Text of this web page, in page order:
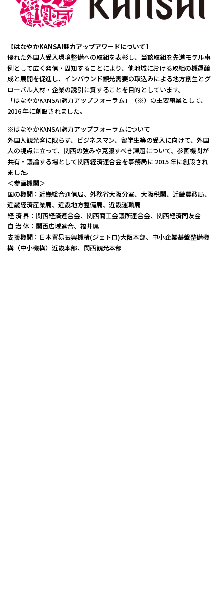
【はなやかKANSAI魅力アップアワードについて】
優れた外国人受入環境整備への取組を表彰し、当該取組を先進モデル事
例として広く発信・周知することにより、他地域における取組の機運醸
成と展開を促進し、インバウンド観光需要の取込みによる地方創生とグ
ローバル人材・企業の誘引に資することを目的としています。
「はなやかKANSAI魅力アップフォーラム」（※）の主要事業として、
2016 年に創設されました。
※はなやかKANSAI魅力アップフォーラムについて
外国人観光客に限らず、ビジネスマン、留学生等の受入に向けて、外国
人の視点に立って、関西の強みや克服すべき課題について、参画機関が
共有・議論する場として関西経済連合会を事務局に 2015 年に創設され
ました。
＜参画機関＞
国の機関：近畿総合通信局、外務省大阪分室、大阪税関、近畿農政局、
近畿経済産業局、近畿地方整備局、近畿運輸局
経 済 界：関西経済連合会、関西商工会議所連合会、関西経済同友会
自 治 体：関西広域連合、福井県
支援機関：日本貿易振興機構(ジェトロ)大阪本部、中小企業基盤整備機
構（中小機構）近畿本部、関西観光本部